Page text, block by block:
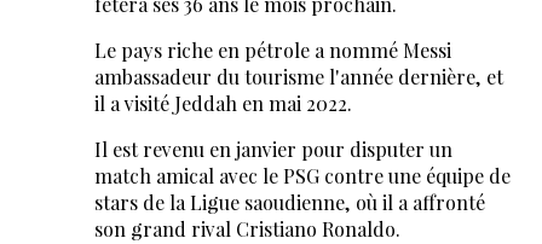
Le pays riche en pétrole a nommé Messi
ambassadeur du tourisme l'année dernière, et
il a visité Jeddah en mai 2022.
Il est revenu en janvier pour disputer un
match amical avec le PSG contre une équipe de
stars de la Ligue saoudienne, où il a affronté
son grand rival Cristiano Ronaldo.